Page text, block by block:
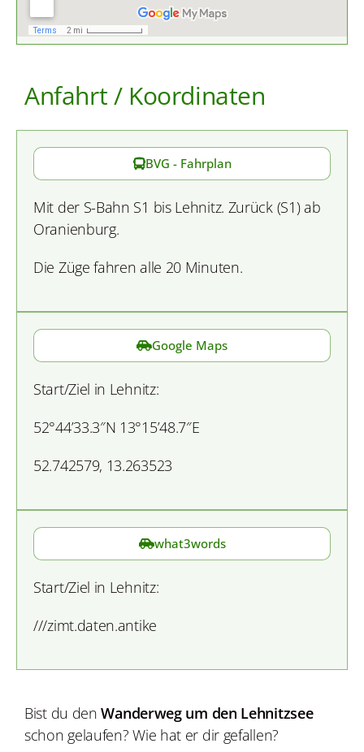
Anfahrt / Koordinaten
BVG - Fahrplan
Mit der S-Bahn S1 bis Lehnitz. Zurück (S1) ab
Oranienburg.
Die Züge fahren alle 20 Minuten.
Google Maps
Start/Ziel in Lehnitz:
52°44’33.3″N 13°15’48.7″E
52.742579, 13.263523
what3words
Start/Ziel in Lehnitz:
///zimt.daten.antike
Bist du denWanderweg um den Lehnitzsee
schon gelaufen? Wie hat er dir gefallen?